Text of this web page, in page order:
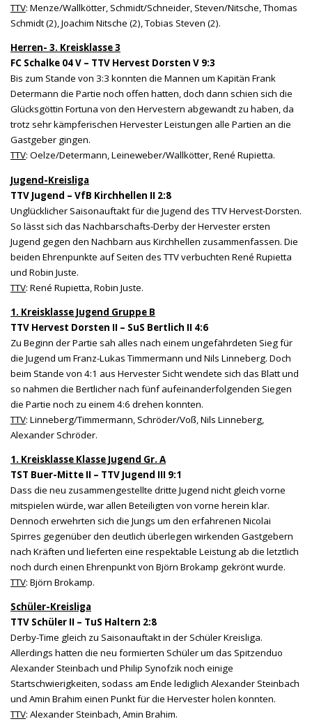
TTV: Menze/Wallkötter, Schmidt/Schneider, Steven/Nitsche, Thomas
Schmidt (2), Joachim Nitsche (2), Tobias Steven (2).
Herren- 3. Kreisklasse 3
FC Schalke 04 V – TTV Hervest Dorsten V 9:3
Bis zum Stande von 3:3 konnten die Mannen um Kapitän Frank
Determann die Partie noch offen hatten, doch dann schien sich die
Glücksgöttin Fortuna von den Hervestern abgewandt zu haben, da
trotz sehr kämpferischen Hervester Leistungen alle Partien an die
Gastgeber gingen.
TTV: Oelze/Determann, Leineweber/Wallkötter, René Rupietta.
Jugend-Kreisliga
TTV Jugend – VfB Kirchhellen II 2:8
Unglücklicher Saisonauftakt für die Jugend des TTV Hervest-Dorsten.
So lässt sich das Nachbarschafts-Derby der Hervester ersten
Jugend gegen den Nachbarn aus Kirchhellen zusammenfassen. Die
beiden Ehrenpunkte auf Seiten des TTV verbuchten René Rupietta
und Robin Juste.
TTV: René Rupietta, Robin Juste.
1. Kreisklasse Jugend Gruppe B
TTV Hervest Dorsten II – SuS Bertlich II 4:6
Zu Beginn der Partie sah alles nach einem ungefährdeten Sieg für
die Jugend um Franz-Lukas Timmermann und Nils Linneberg. Doch
beim Stande von 4:1 aus Hervester Sicht wendete sich das Blatt und
so nahmen die Bertlicher nach fünf aufeinanderfolgenden Siegen
die Partie noch zu einem 4:6 drehen konnten.
TTV: Linneberg/Timmermann, Schröder/Voß, Nils Linneberg,
Alexander Schröder.
1. Kreisklasse Klasse Jugend Gr. A
TST Buer-Mitte II – TTV Jugend III 9:1
Dass die neu zusammengestellte dritte Jugend nicht gleich vorne
mitspielen würde, war allen Beteiligten von vorne herein klar.
Dennoch erwehrten sich die Jungs um den erfahrenen Nicolai
Spirres gegenüber den deutlich überlegen wirkenden Gastgebern
nach Kräften und lieferten eine respektable Leistung ab die letztlich
noch durch einen Ehrenpunkt von Björn Brokamp gekrönt wurde.
TTV: Björn Brokamp.
Schüler-Kreisliga
TTV Schüler II – TuS Haltern 2:8
Derby-Time gleich zu Saisonauftakt in der Schüler Kreisliga.
Allerdings hatten die neu formierten Schüler um das Spitzenduo
Alexander Steinbach und Philip Synofzik noch einige
Startschwierigkeiten, sodass am Ende lediglich Alexander Steinbach
und Amin Brahim einen Punkt für die Hervester holen konnten.
TTV: Alexander Steinbach, Amin Brahim.